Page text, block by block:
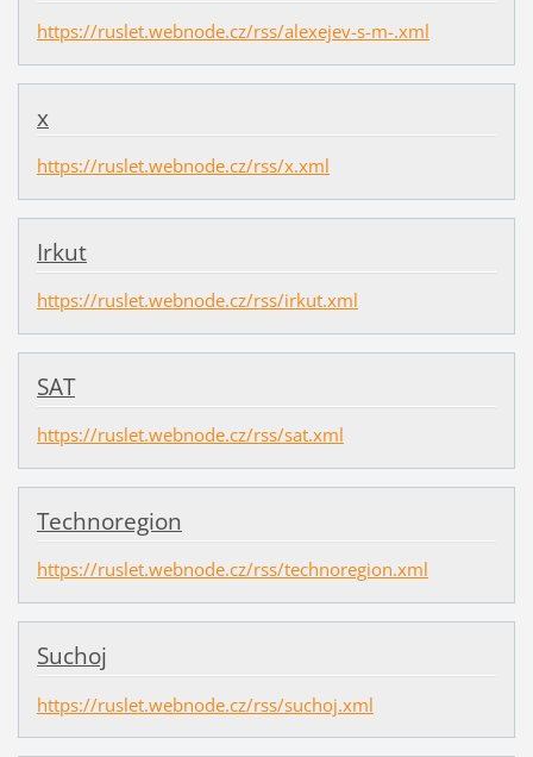
https://ruslet.webnode.cz/rss/alexejev-s-m-.xml
x
https://ruslet.webnode.cz/rss/x.xml
Irkut
https://ruslet.webnode.cz/rss/irkut.xml
SAT
https://ruslet.webnode.cz/rss/sat.xml
Technoregion
https://ruslet.webnode.cz/rss/technoregion.xml
Suchoj
https://ruslet.webnode.cz/rss/suchoj.xml